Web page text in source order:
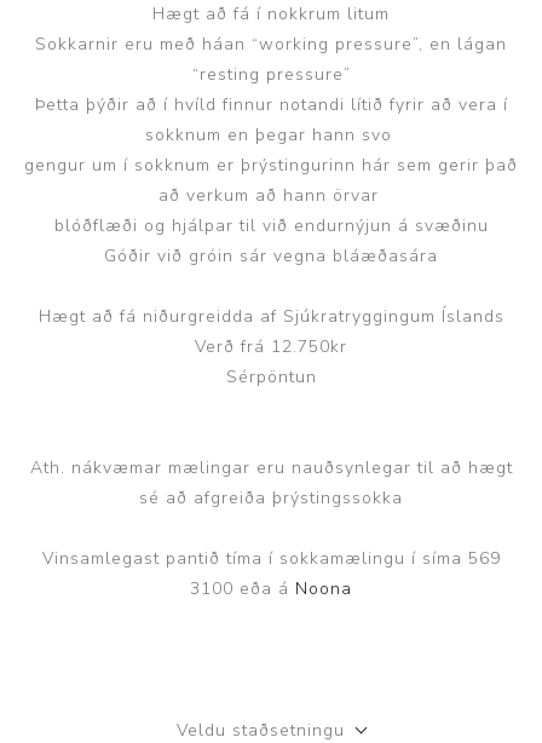
Hægt að fá í nokkrum litum
Sokkarnir eru með háan “working pressure”, en lágan
“resting pressure”
Þetta þýðir að í hvíld finnur notandi lítið fyrir að vera í
sokknum en þegar hann svo
gengur um í sokknum er þrýstingurinn hár sem gerir það
að verkum að hann örvar
blóðflæði og hjálpar til við endurnýjun á svæðinu
Góðir við gróin sár vegna bláæðasára
Hægt að fá niðurgreidda af Sjúkratryggingum Íslands
Verð frá 12.750kr
Sérpöntun
Ath. nákvæmar mælingar eru nauðsynlegar til að hægt
sé að afgreiða þrýstingssokka
Vinsamlegast pantið tíma í sokkamælingu í síma 569
3100 eða á Noona
Veldu staðsetningu